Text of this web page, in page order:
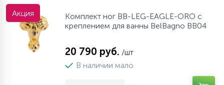
Акция
Комплект ног BB-LEG-EAGLE-ORO с
креплением для ванны BelBagno BB04
20 790 руб. /шт
В наличии мало